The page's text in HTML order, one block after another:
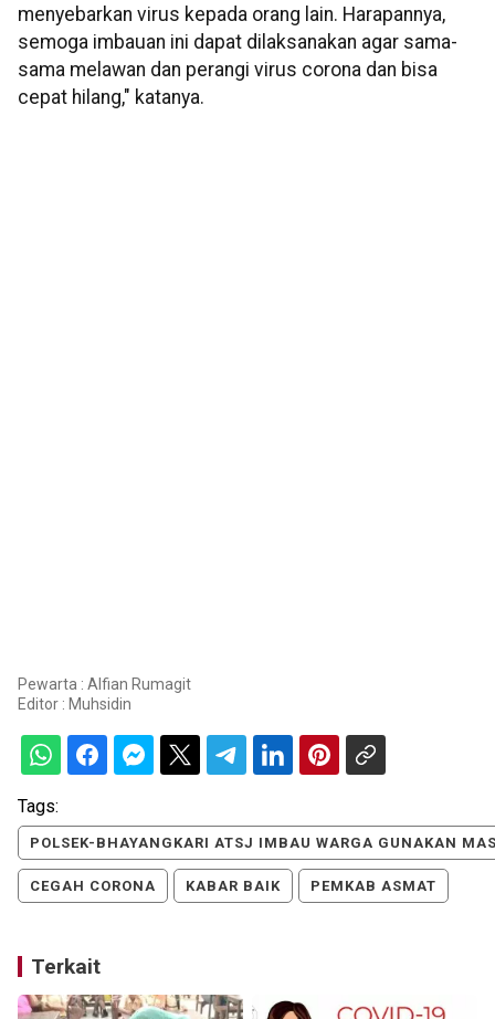
menyebarkan virus kepada orang lain. Harapannya,
semoga imbauan ini dapat dilaksanakan agar sama-
sama melawan dan perangi virus corona dan bisa
cepat hilang," katanya.
Pewarta : Alfian Rumagit
Editor : Muhsidin
Tags:
POLSEK-BHAYANGKARI ATSJ IMBAU WARGA GUNAKAN
CEGAH CORONA KABAR BAIK PEMKAB ASMAT
Terkait